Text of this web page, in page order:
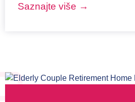
Saznajte više →